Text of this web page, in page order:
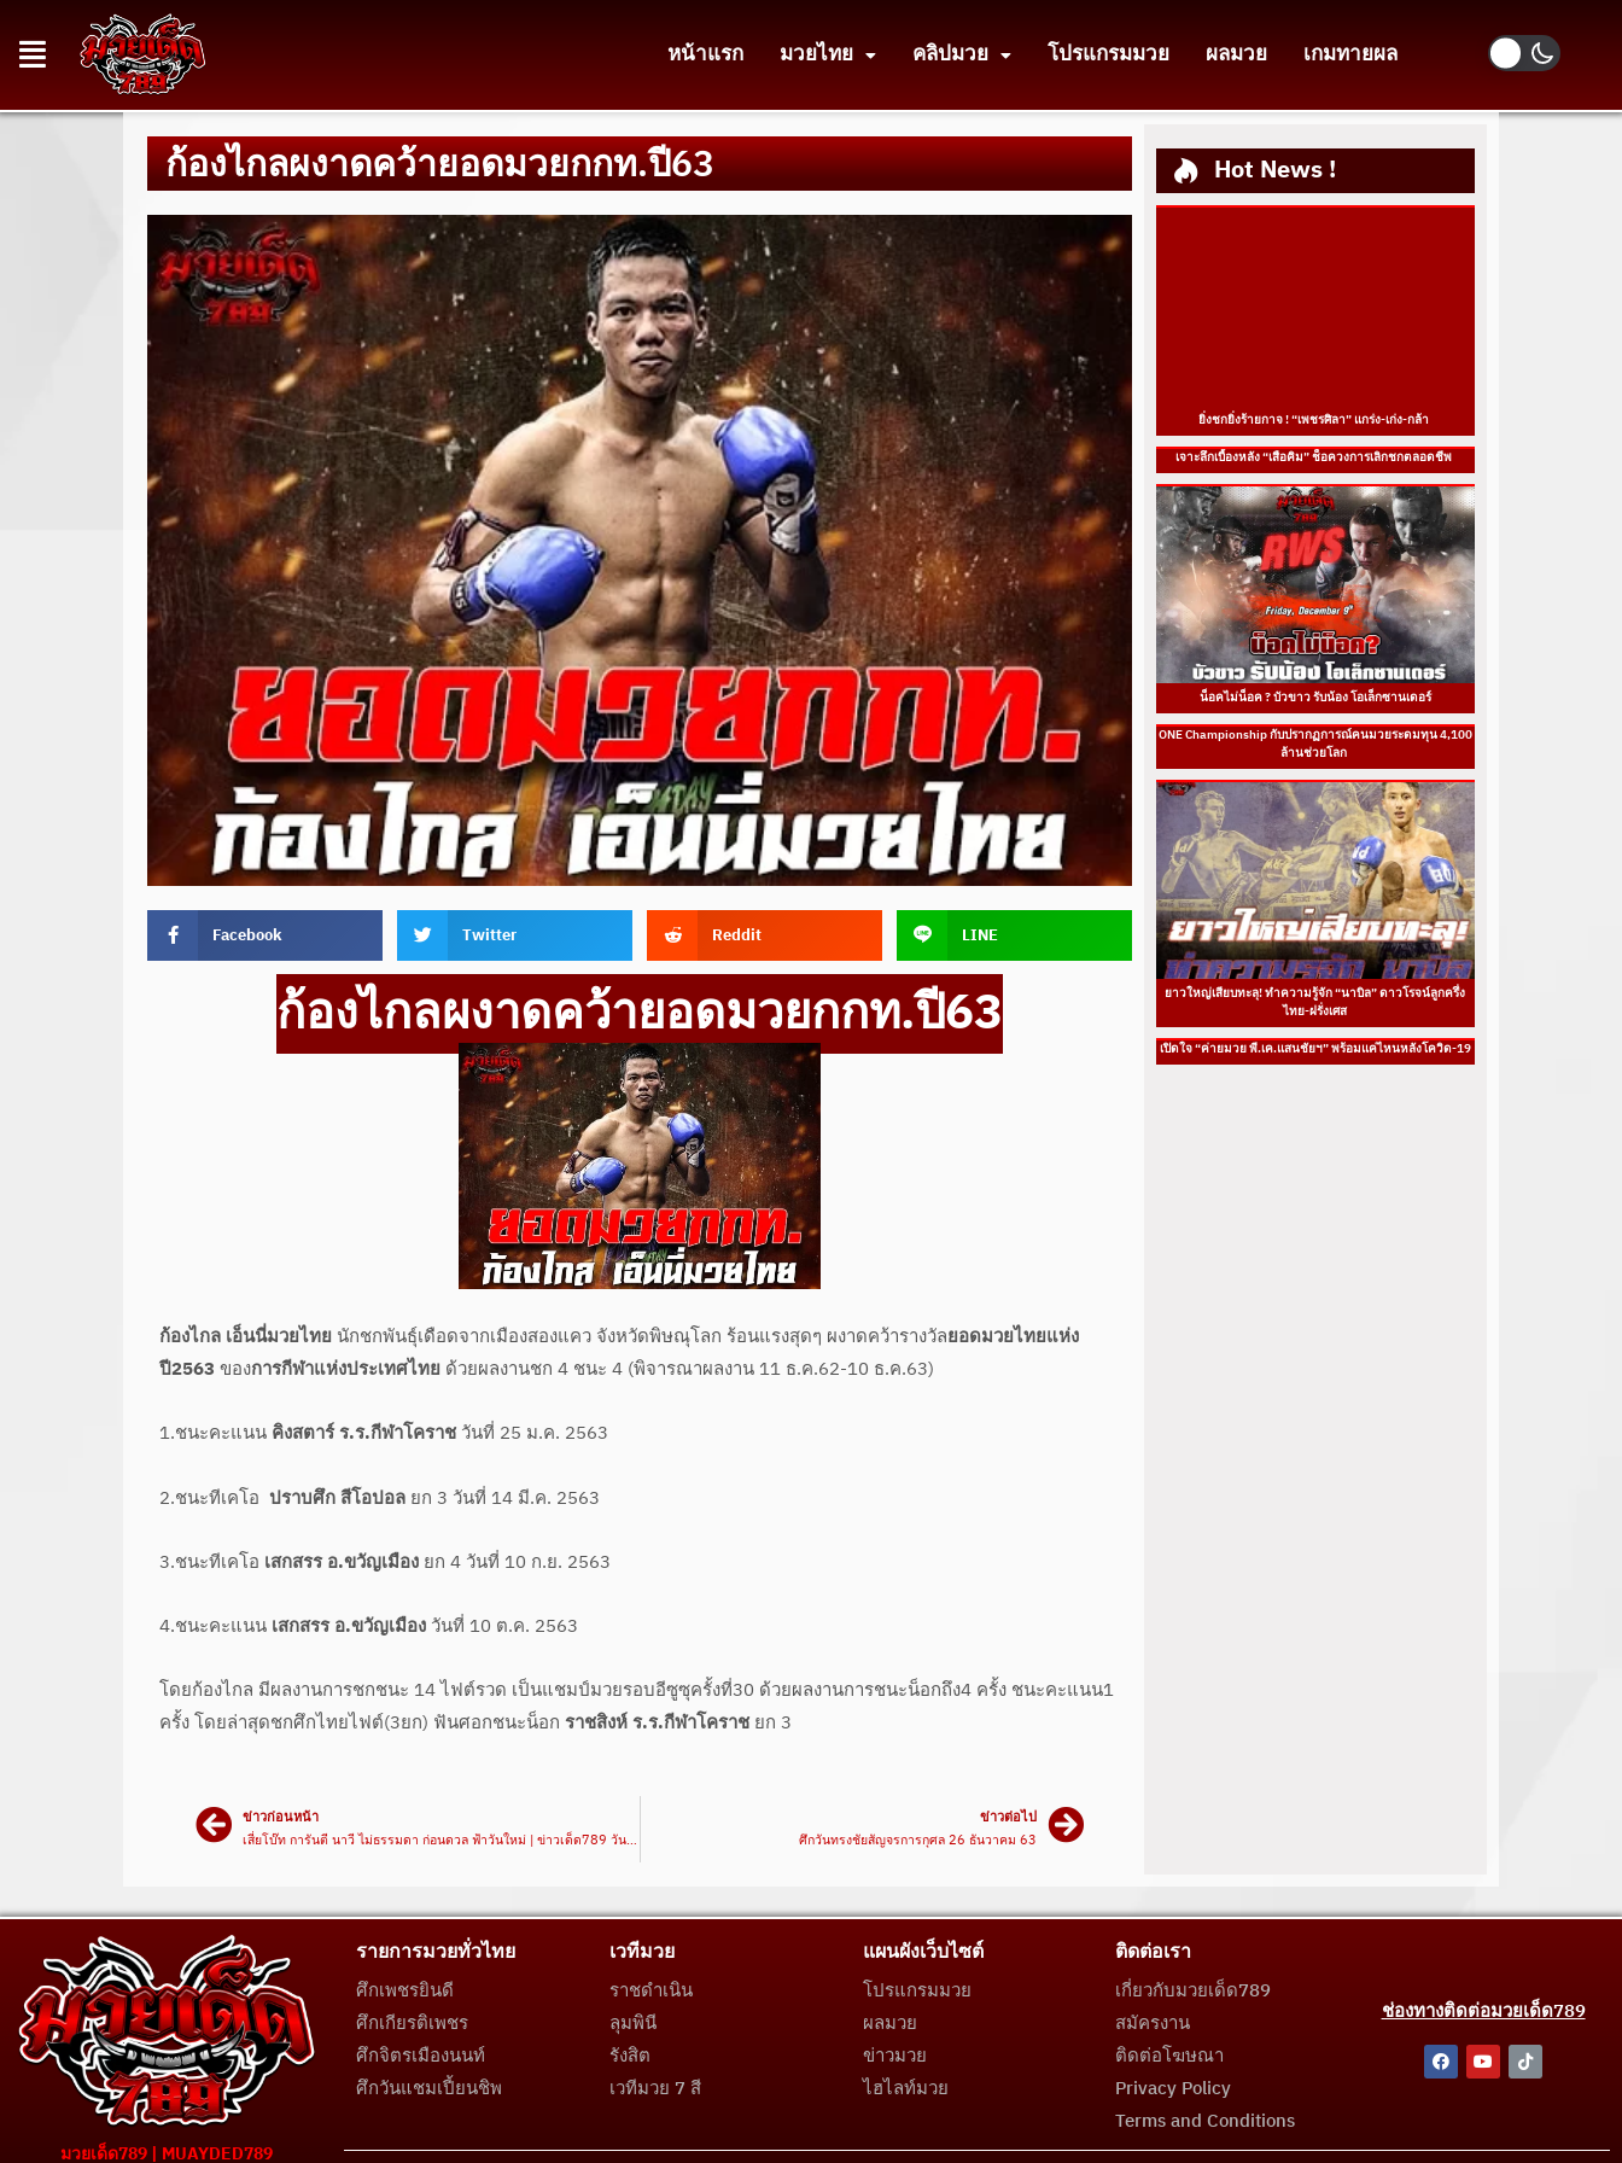
หน้าแรก มวยไทย คลิปมวย โปรแกรมมวย ผลมวย เกมทายผล
ก้องไกลผงาดคว้ายอดมวยกกท.ปี63
Facebook Twitter Reddit LINE
ก้องไกลผงาดคว้ายอดมวยกกท.ปี63
ก้องไกล เอ็นนี่มวยไทย นักชกพันธุ์เดือดจากเมืองสองแคว จังหวัดพิษณุโลก ร้อนแรงสุดๆ ผงาดคว้ารางวัลยอดมวยไทยแห่ง
ปี2563 ของการกีฬาแห่งประเทศไทย ด้วยผลงานชก 4 ชนะ 4 (พิจารณาผลงาน 11 ธ.ค.62-10 ธ.ค.63)
1.ชนะคะแนน คิงสตาร์ ร.ร.กีฬาโคราช วันที่ 25 ม.ค. 2563
2.ชนะทีเคโอ ปราบศึก สีโอปอล ยก 3 วันที่ 14 มี.ค. 2563
3.ชนะทีเคโอ เสกสรร อ.ขวัญเมือง ยก 4 วันที่ 10 ก.ย. 2563
4.ชนะคะแนน เสกสรร อ.ขวัญเมือง วันที่ 10 ต.ค. 2563
โดยก้องไกล มีผลงานการชกชนะ 14 ไฟต์รวด เป็นแชมป์มวยรอบอีซูซุครั้งที่30 ด้วยผลงานการชนะน็อกถึง4 ครั้ง ชนะคะแนน1
ครั้ง โดยล่าสุดชกศึกไทยไฟต์(3ยก) ฟันศอกชนะน็อก ราชสิงห์ ร.ร.กีฬาโคราช ยก 3
ข่าวก่อนหน้า
เสี่ยโบ๊ท การันตี นาวี ไม่ธรรมดา ก่อนดวล ฟ้าวันใหม่ | ข่าวเด็ด789 วันที่ 09/12/63 | มวยเด็ด789
ข่าวต่อไป
ศึกวันทรงชัยสัญจรการกุศล 26 ธันวาคม 63
Hot News !
ยิ่งชกยิ่งร้ายกาจ ! “เพชรศิลา” แกร่ง-เก่ง-กล้า
เจาะลึกเบื้องหลัง “เสือคิม” ช็อควงการเลิกชกตลอดชีพ
น็อคไม่น็อค ? บัวขาว รับน้อง โอเล็กซานเดอร์
ONE Championship กับปรากฏการณ์คนมวยระดมทุน 4,100
ล้านช่วยโลก
ยาวใหญ่เสียบทะลุ! ทำความรู้จัก “นาบิล” ดาวโรจน์ลูกครึ่ง
ไทย-ฝรั่งเศส
เปิดใจ “ค่ายมวย พี.เค.แสนชัยฯ” พร้อมแค่ไหนหลังโควิด-19
มวยเด็ด789 | MUAYDED789
รายการมวยทั่วไทย
ศึกเพชรยินดี
ศึกเกียรติเพชร
ศึกจิตรเมืองนนท์
ศึกวันแชมเปี้ยนชิพ
เวทีมวย
ราชดำเนิน
ลุมพินี
รังสิต
เวทีมวย 7 สี
แผนผังเว็บไซต์
โปรแกรมมวย
ผลมวย
ข่าวมวย
ไฮไลท์มวย
ติดต่อเรา
เกี่ยวกับมวยเด็ด789
สมัครงาน
ติดต่อโฆษณา
Privacy Policy
Terms and Conditions
ช่องทางติดต่อมวยเด็ด789